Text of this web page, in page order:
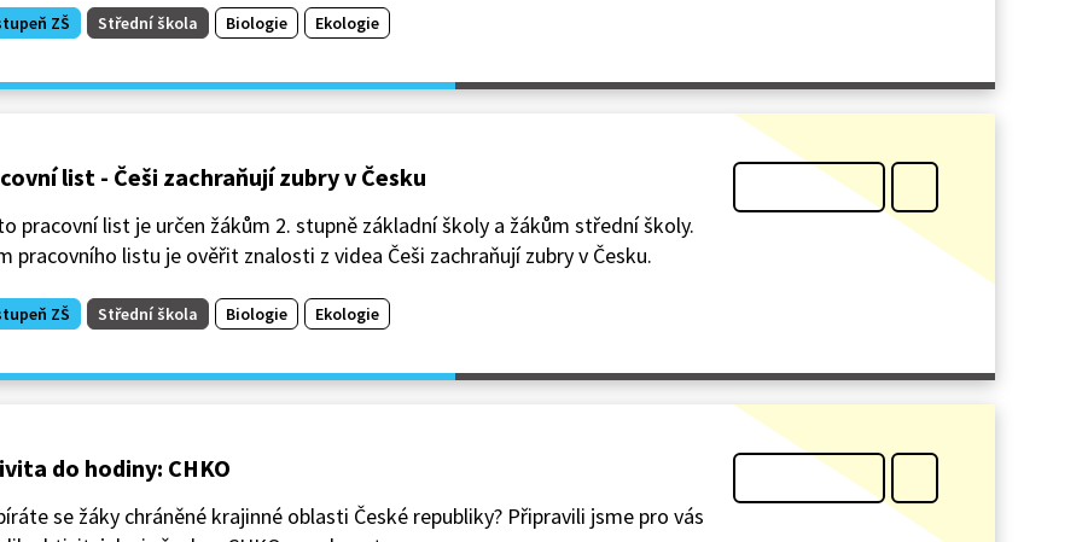
ZŠ Střední škola Biologie Ekologie
list - Češi zachraňují zubry v Česku
pracovní list je určen žákům 2. stupně základní školy a žákům střední školy.
pracovního listu je ověřit znalosti z videa Češi zachraňují zubry v Česku.
ZŠ Střední škola Biologie Ekologie
do hodiny: CHKO
se žáky chráněné krajinné oblasti České republiky? Připravili jsme pro vás